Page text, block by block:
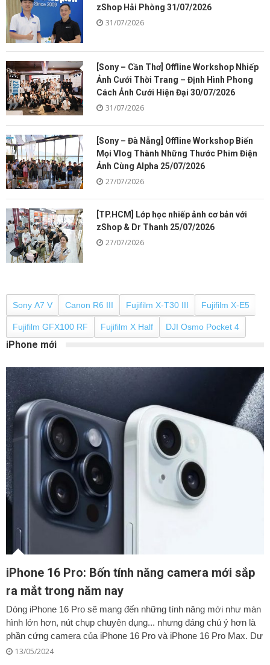
zShop Hải Phòng 31/07/2026
31/07/2026
[Sony – Cần Thơ] Offline Workshop Nhiếp
Ảnh Cưới Thời Trang – Định Hình Phong
Cách Ảnh Cưới Hiện Đại 30/07/2026
31/07/2026
[Sony – Đà Nẵng] Offline Workshop Biến
Mọi Vlog Thành Những Thước Phim Điện
Ảnh Cùng Alpha 25/07/2026
27/07/2026
[TP.HCM] Lớp học nhiếp ảnh cơ bản với
zShop & Dr Thanh 25/07/2026
27/07/2026
Sony A7 V Canon R6 III Fujifilm X-T30 III Fujifilm X-E5
Fujifilm GFX100 RF Fujifilm X Half DJI Osmo Pocket 4
iPhone mới
iPhone 16 Pro: Bốn tính năng camera mới sắp
ra mắt trong năm nay
Dòng iPhone 16 Pro sẽ mang đến những tính năng mới như màn
hình lớn hơn, nút chụp chuyên dụng... nhưng đáng chú ý hơn là
phần cứng camera của iPhone 16 Pro và iPhone 16 Pro Max. Dư
13/05/2024